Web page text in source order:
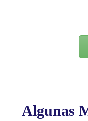
Algunas